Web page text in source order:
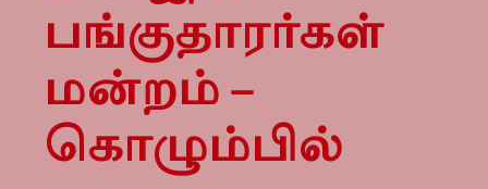
பங்குதாரர்கள்
மன்றம் –
கொழும்பில்